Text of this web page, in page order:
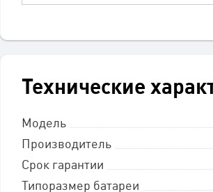
Технические
Модель
Производитель
Срок гарантии
Типоразмер батареи